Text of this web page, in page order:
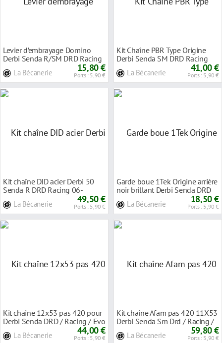
Levier d’embrayage Domino
Derbi Senda R/SM DRD Racing
La Bécanerie 15,80 €
Ports : 5,90 €
Kit Chaîne PBR Type Origine
Derbi Senda SM DRD Racing
La Bécanerie 41,00 €
Ports : 5,90 €
Kit chaîne DID acier Derbi 50
Senda R DRD Racing 06-
La Bécanerie 49,50 €
Ports : 5,90 €
Garde boue 1Tek Origine arrière
noir brillant Derbi Senda DRD
La Bécanerie 18,50 €
Ports : 5,90 €
Kit chaîne 12x53 pas 420 pour
Derbi Senda DRD / Racing / Evo
La Bécanerie 44,00 €
Ports : 5,90 €
Kit chaîne Afam pas 420 11X53
Derbi Senda Sm Drd / Racing /
La Bécanerie 59,80 €
Ports : 5,90 €